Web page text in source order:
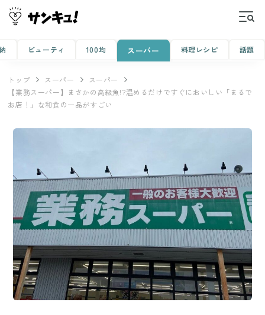
ビューティ 100均 スーパー 料理レシピ 話題
トップ スーパー
スーパー
【業務スーパー】まさかの高級魚!?温めるだけですぐにおいしい「まるで
お店！」な和食の一品がすごい